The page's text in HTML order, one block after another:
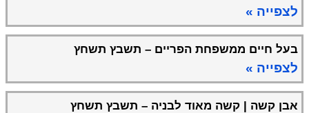
לצפייה »
בעל חיים ממשפחת הפריים – תשבץ תשחץ
לצפייה »
אבן קשה | קשה מאוד לבניה – תשבץ תשחץ